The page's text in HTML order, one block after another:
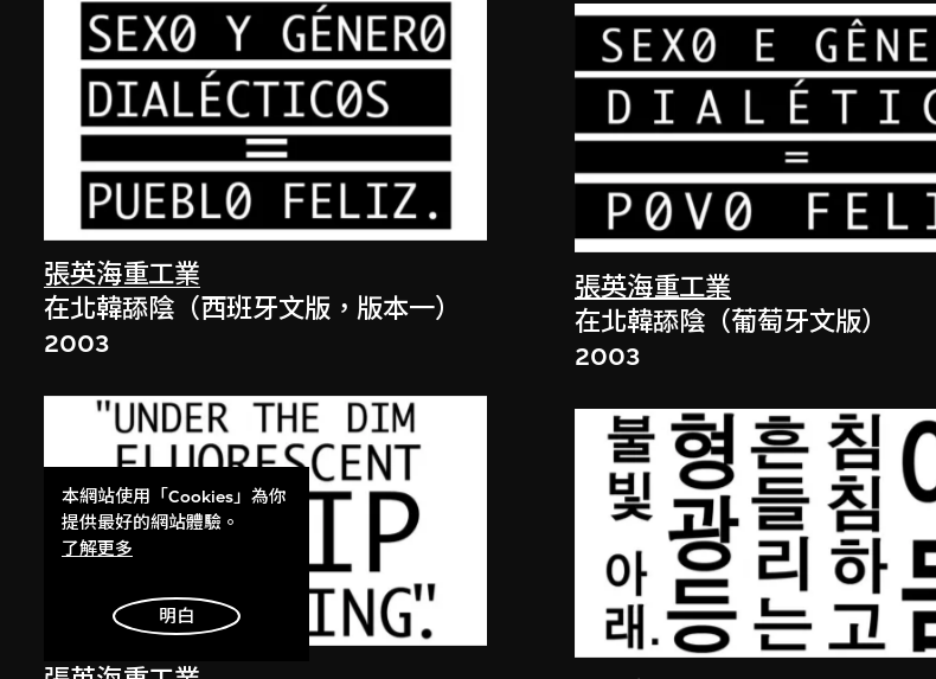
張英海重工業
在北韓舔陰（西班牙文版，版本一）
2003
張英海重工業
在北韓舔陰（葡萄牙文版）
2003
本網站使用「Cookies」為你
提供最好的網站體驗。
了解更多
明白